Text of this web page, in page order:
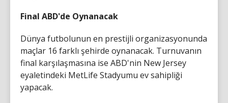
Final ABD'de Oynanacak
Dünya futbolunun en prestijli organizasyonunda
maçlar 16 farklı şehirde oynanacak. Turnuvanın
final karşılaşmasına ise ABD'nin New Jersey
eyaletindeki MetLife Stadyumu ev sahipliği
yapacak.